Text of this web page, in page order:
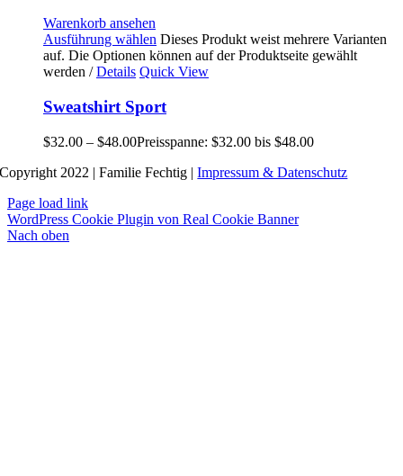
Warenkorb ansehen
Ausführung wählen Dieses Produkt weist mehrere Varianten
auf. Die Optionen können auf der Produktseite gewählt
werden / Details Quick View
Sweatshirt Sport
$32.00 – $48.00Preisspanne: $32.00 bis $48.00
Copyright 2022 | Familie Fechtig |Impressum & Datenschutz
Page load link
WordPress Cookie Plugin von Real Cookie Banner
Nach oben